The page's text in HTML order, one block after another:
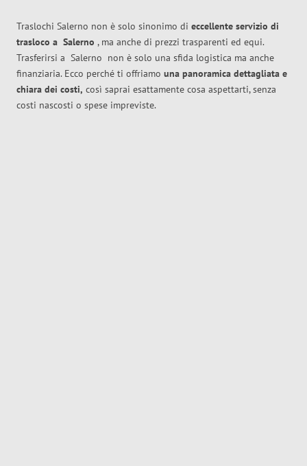
Traslochi Salerno non è solo sinonimo di eccellente servizio di
trasloco a Salerno , ma anche di prezzi trasparenti ed equi.
Trasferirsi a Salerno non è solo una sfida logistica ma anche
finanziaria. Ecco perché ti offriamo una panoramica dettagliata e
chiara dei costi, così saprai esattamente cosa aspettarti, senza
costi nascosti o spese impreviste.